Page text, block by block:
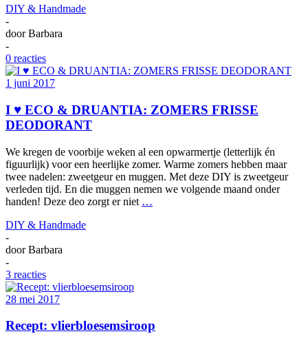
DIY & Handmade
-
doorBarbara
-
0 reacties
1 juni 2017
I ♥ ECO & DRUANTIA: ZOMERS FRISSE
DEODORANT
We kregen de voorbije weken al een opwarmertje (letterlijk én
figuurlijk) voor een heerlijke zomer. Warme zomers hebben maar
twee nadelen: zweetgeur en muggen. Met deze DIY is zweetgeur
verleden tijd. En die muggen nemen we volgende maand onder
handen! Deze deo zorgt er niet …
DIY & Handmade
-
doorBarbara
-
3 reacties
28 mei 2017
Recept: vlierbloesemsiroop